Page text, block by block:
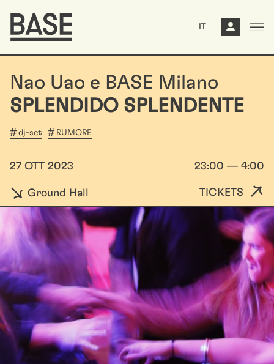
IT
Nao Uao e BASE Milano
SPLENDIDO SPLENDENTE
dj-set RUMORE
27 OTT 2023 23:00 — 4:00
Ground Hall TICKETS